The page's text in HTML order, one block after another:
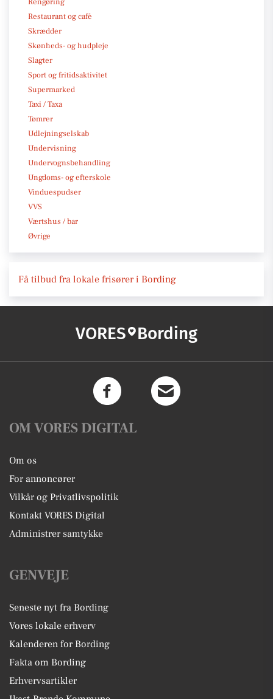
Restaurant og café
Skrædder
Skønheds- og hudpleje
Slagter
Sport og fritidsaktivitet
Supermarked
Taxi / Taxa
Tømrer
Udlejningselskab
Undervisning
Undervognsbehandling
Ungdoms- og efterskole
Vinduespudser
VVS
Værtshus / bar
Øvrige
Få tilbud fra lokale frisører i Bording
VORES Bording
OM VORES DIGITAL
Om os
For annoncører
Vilkår og Privatlivspolitik
Kontakt VORES Digital
Administrer samtykke
GENVEJE
Seneste nyt fra Bording
Vores lokale erhverv
Kalenderen for Bording
Fakta om Bording
Erhvervsartikler